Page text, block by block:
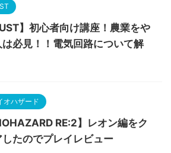
】初心者向け講座！農業をや
は必見！！電気回路について解
オハザード
RE:2】レオン編をク
したのでプレイレビュー